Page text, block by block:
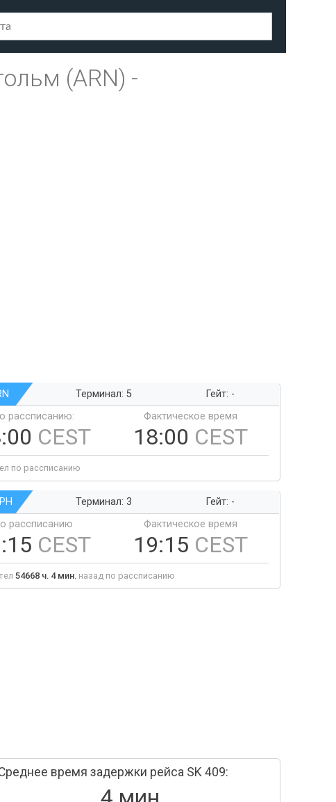
(ARN) -
Терминал: 5
Гейт: -
рассписанию:
CEST
Фактическое время
18:00 CEST
по рассписанию
Терминал: 3
Гейт: -
рассписанию
CEST
Фактическое время
19:15 CEST
54668 ч. 4 мин. назад по рассписанию
время задержки рейса SK 409: